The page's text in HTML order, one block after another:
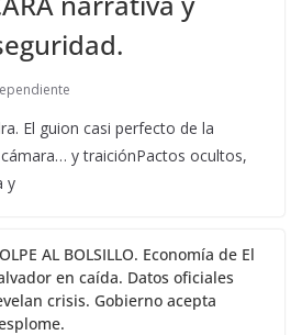
El guion casi perfecto de la
cámara… y traiciónPactos ocultos,
y
AL BOLSILLO. Economía de El
en caída. Datos oficiales
crisis. Gobierno acepta